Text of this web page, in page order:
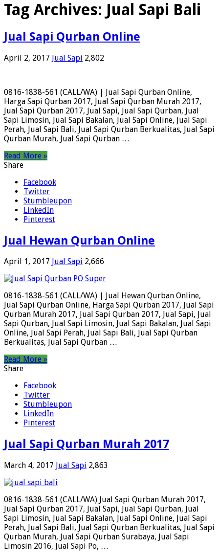
Tag Archives: Jual Sapi Bali
Jual Sapi Qurban Online
April 2, 2017 Jual Sapi 2,802
0816-1838-561 (CALL/WA) | Jual Sapi Qurban Online,
Harga Sapi Qurban 2017, Jual Sapi Qurban Murah 2017,
Jual Sapi Qurban 2017, Jual Sapi, Jual Sapi Qurban, Jual
Sapi Limosin, Jual Sapi Bakalan, Jual Sapi Online, Jual Sapi
Perah, Jual Sapi Bali, Jual Sapi Qurban Berkualitas, Jual Sapi
Qurban Murah, Jual Sapi Qurban …
Read More »
Share
Facebook
Twitter
Stumbleupon
LinkedIn
Pinterest
Jual Hewan Qurban Online
April 1, 2017 Jual Sapi 2,666
0816-1838-561 (CALL/WA) | Jual Hewan Qurban Online,
Jual Sapi Qurban Online, Harga Sapi Qurban 2017, Jual Sapi
Qurban Murah 2017, Jual Sapi Qurban 2017, Jual Sapi, Jual
Sapi Qurban, Jual Sapi Limosin, Jual Sapi Bakalan, Jual Sapi
Online, Jual Sapi Perah, Jual Sapi Bali, Jual Sapi Qurban
Berkualitas, Jual Sapi Qurban …
Read More »
Share
Facebook
Twitter
Stumbleupon
LinkedIn
Pinterest
Jual Sapi Qurban Murah 2017
March 4, 2017 Jual Sapi 2,863
0816-1838-561 (CALL/WA) Jual Sapi Qurban Murah 2017,
Jual Sapi Qurban 2017, Jual Sapi, Jual Sapi Qurban, Jual
Sapi Limosin, Jual Sapi Bakalan, Jual Sapi Online, Jual Sapi
Perah, Jual Sapi Bali, Jual Sapi Qurban Berkualitas, Jual Sapi
Qurban Murah, Jual Sapi Qurban Surabaya, Jual Sapi
Limosin 2016, Jual Sapi Po, …